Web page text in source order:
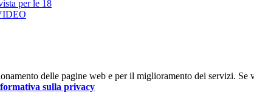
per le 18
delle pagine web e per il miglioramento dei servizi.
sulla privacy